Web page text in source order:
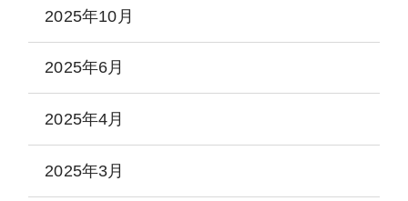
2025年10月
2025年6月
2025年4月
2025年3月